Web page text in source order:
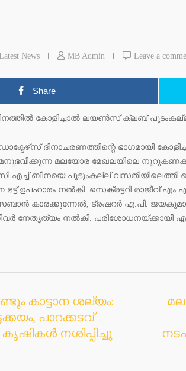
News MB Admin Leave a
Share
കോളിച്ചാൽ ലയൺസ് ക്ലബ്
ദിനാചരണത്തിന്റെ ഭാഗമായി
മലയോര മേഖലയിലെ
ബീനയെ പൂടുംകല്ല് വസതിയിലെത്തി
ഉപഹാരം നൽകി. സെക്രട്ടറി രാജീവ്
കാരക്കുന്നേൽ, ട്രഷറർ എ.പി.
നേതൃത്യം നൽകി. പരിശോധനയ്ക്കായി
കാട്ടാന ശല്യം:
പാറക്കടവ്
നശിപ്പിച്ചു